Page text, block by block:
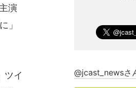
演
」
ツイ
@jcast_newsさ